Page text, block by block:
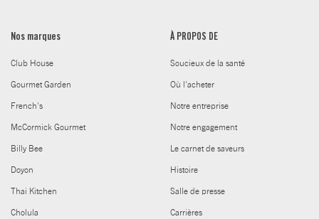
Nos marques
Club House
Gourmet Garden
French's
McCormick Gourmet
Billy Bee
Doyon
Thai Kitchen
Cholula
À PROPOS DE
Soucieux de la santé
Où l'acheter
Notre entreprise
Notre engagement
Le carnet de saveurs
Histoire
Salle de presse
Carrières